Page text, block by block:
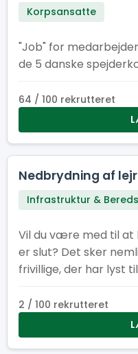
Korpsansatte
"Job" for
de 5 danske
64 / 100 rekrutteret
Nedbrydning af
Infrastruktur &
Vil du være med til at
er slut? Det sker
frivillige, der har lyst
2 / 100 rekrutteret